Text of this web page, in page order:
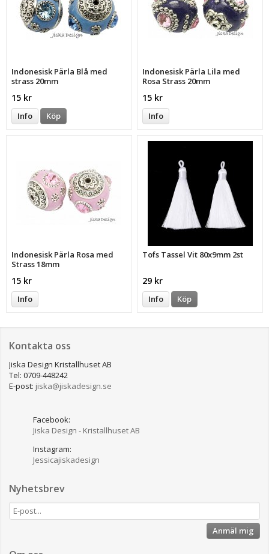
Indonesisk Pärla Blå med
strass 20mm
15 kr
Info Köp
Indonesisk Pärla Lila med
Rosa Strass 20mm
15 kr
Info
Indonesisk Pärla Rosa med
Strass 18mm
15 kr
Info
Tofs Tassel Vit 80x9mm 2st
29 kr
Info Köp
Kontakta oss
Jiska Design Kristallhuset AB
Tel: 0709-448242
E-post: jiska@jiskadesign.se
Facebook:
Jiska Design - Kristallhuset AB
Instagram:
Jessicajiskadesign
Nyhetsbrev
Anmäl mig